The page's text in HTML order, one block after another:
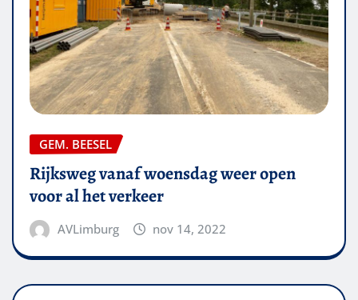
GEM. BEESEL
Rijksweg vanaf woensdag weer open
voor al het verkeer
AVLimburg nov 14, 2022